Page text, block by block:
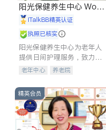
阳光保健养生中心 World
shine
iTalkBB精英认证
执照已核实
阳光保健养生中心为老年人
提供日间护理服务，致力于
通过持续的护理创新来有效
老年中心 养老院
精英会员